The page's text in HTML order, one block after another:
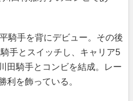
騎手を背にデビュー。その後
手とスイッチし、キャリア5
田騎手とコンビを結成。レー
利を飾っている。